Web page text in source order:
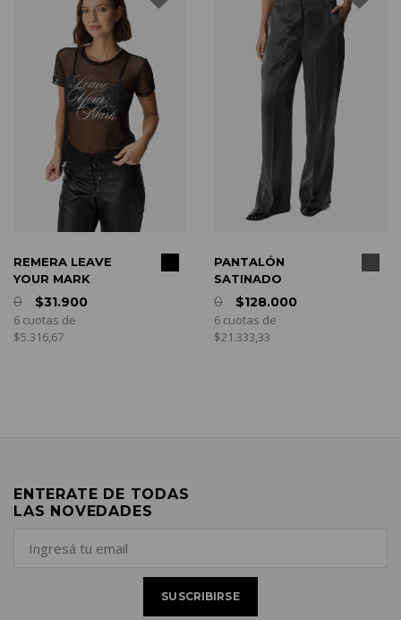
LEAVE
MARK
$31.900
de
PANTALÓN
SATINADO
$128.000
6 cuotas de
$21.333,33
ENTERATE DE TODAS
LAS NOVEDADES